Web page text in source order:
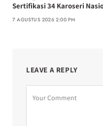
Sertifikasi 34 Karoseri
7 AGUSTUS 2026 2:00 PM
LEAVE A REPLY